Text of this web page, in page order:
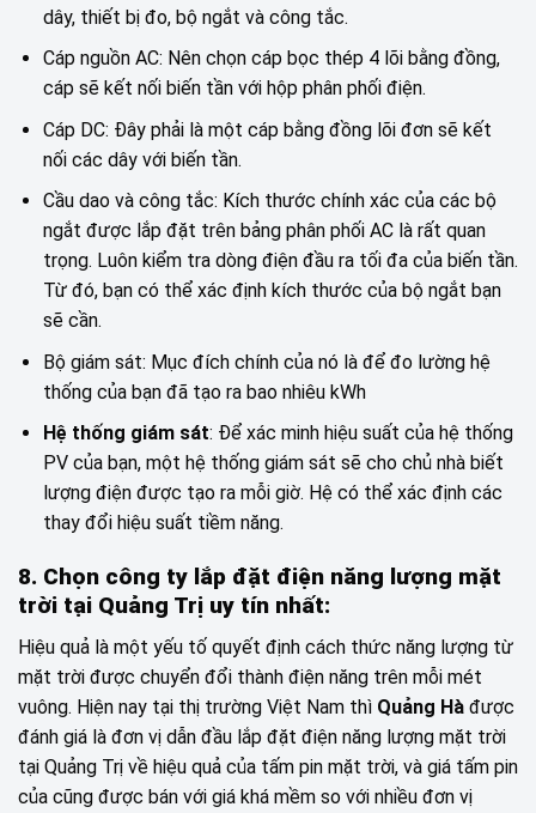
dây, thiết bị đo, bộ ngắt và công tắc.
Cáp nguồn AC: Nên chọn cáp bọc thép 4 lõi bằng đồng,
cáp sẽ kết nối biến tần với hộp phân phối điện.
Cáp DC: Đây phải là một cáp bằng đồng lõi đơn sẽ kết
nối các dây với biến tần.
Cầu dao và công tắc: Kích thước chính xác của các bộ
ngắt được lắp đặt trên bảng phân phối AC là rất quan
trọng. Luôn kiểm tra dòng điện đầu ra tối đa của biến tần.
Từ đó, bạn có thể xác định kích thước của bộ ngắt bạn
sẽ cần.
Bộ giám sát: Mục đích chính của nó là để đo lường hệ
thống của bạn đã tạo ra bao nhiêu kWh
Hệ thống giám sát: Để xác minh hiệu suất của hệ thống
PV của bạn, một hệ thống giám sát sẽ cho chủ nhà biết
lượng điện được tạo ra mỗi giờ. Hệ có thể xác định các
thay đổi hiệu suất tiềm năng.
8. Chọn công ty lắp đặt điện năng lượng mặt
trời tại Quảng Trị uy tín nhất:
Hiệu quả là một yếu tố quyết định cách thức năng lượng từ
mặt trời được chuyển đổi thành điện năng trên mỗi mét
vuông. Hiện nay tại thị trường Việt Nam thì Quảng Hà được
đánh giá là đơn vị dẫn đầu lắp đặt điện năng lượng mặt trời
tại Quảng Trị về hiệu quả của tấm pin mặt trời, và giá tấm pin
của cũng được bán với giá khá mềm so với nhiều đơn vị